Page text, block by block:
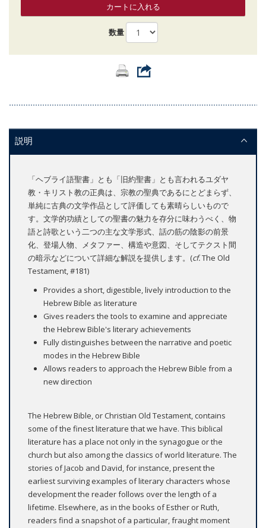
カートに入れる
数量
説明
「ヘブライ語聖書」とも「旧約聖書」とも言われるユダヤ
教・キリスト教の正典は、宗教の聖典であるにとどまらず、
単純に古典の文学作品として評価しても素晴らしいもので
す。文学的功績としての聖書の魅力を存分に味わうべく、物
語と詩歌という二つの主な文学形式、話の筋の陰影の前景
化、登場人物、メタファー、構造や意図、そしてテクスト間
の暗示などについて詳細な解説を提供します。(cf.The Old
Testament, #181)
Provides a short, digestible, lively introduction to the
Hebrew Bible as literature
Gives readers the tools to examine and appreciate
the Hebrew Bible's literary achievements
Fully distinguishes between the narrative and poetic
modes in the Hebrew Bible
Allows readers to approach the Hebrew Bible from a
new direction
The Hebrew Bible, or Christian Old Testament, contains
some of the finest literature that we have. This biblical
literature has a place not only in the synagogue or the
church but also among the classics of world literature. The
stories of Jacob and David, for instance, present the
earliest surviving examples of literary characters whose
development the reader follows over the length of a
lifetime. Elsewhere, as in the books of Esther or Ruth,
readers find a snapshot of a particular, fraught moment